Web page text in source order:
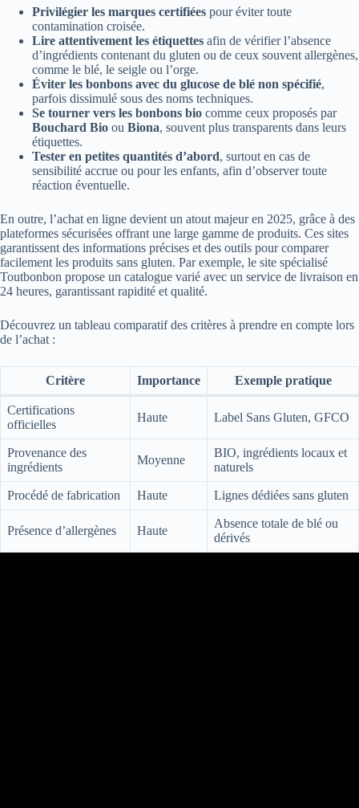
Privilégier les marques certifiées pour éviter toute
contamination croisée.
Lire attentivement les étiquettes afin de vérifier l’absence
d’ingrédients contenant du gluten ou de ceux souvent allergènes,
comme le blé, le seigle ou l’orge.
Éviter les bonbons avec du glucose de blé non spécifié,
parfois dissimulé sous des noms techniques.
Se tourner vers les bonbons bio comme ceux proposés par
Bouchard Bio ou Biona, souvent plus transparents dans leurs
étiquettes.
Tester en petites quantités d’abord, surtout en cas de
sensibilité accrue ou pour les enfants, afin d’observer toute
réaction éventuelle.
En outre, l’achat en ligne devient un atout majeur en 2025, grâce à des
plateformes sécurisées offrant une large gamme de produits. Ces sites
garantissent des informations précises et des outils pour comparer
facilement les produits sans gluten. Par exemple, le site spécialisé
Toutbonbon propose un catalogue varié avec un service de livraison en
24 heures, garantissant rapidité et qualité.
Découvrez un tableau comparatif des critères à prendre en compte lors
de l’achat :
Critère Importance Exemple pratique
Certifications
officielles
Haute Label Sans Gluten, GFCO
Provenance des
ingrédients
Moyenne
BIO, ingrédients locaux et
naturels
Procédé de fabrication Haute Lignes dédiées sans gluten
Présence d’allergènes Haute
Absence totale de blé ou
dérivés